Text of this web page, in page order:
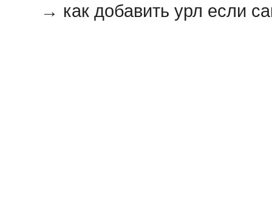
→ как добавить урл если